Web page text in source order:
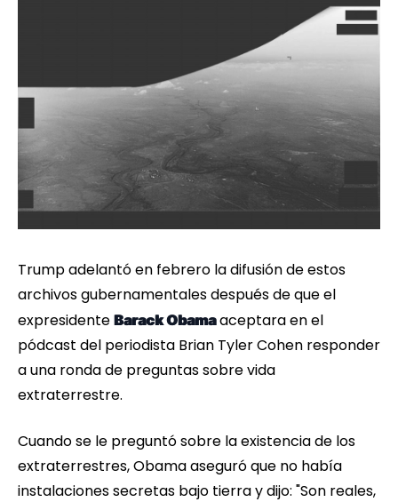
Trump adelantó en febrero la difusión de estos
archivos gubernamentales después de que el
expresidente Barack Obamaaceptara en el
pódcast del periodista Brian Tyler Cohen responder
a una ronda de preguntas sobre vida
extraterrestre.
Cuando se le preguntó sobre la existencia de los
extraterrestres, Obama aseguró que no había
instalaciones secretas bajo tierra y dijo: "Son reales,